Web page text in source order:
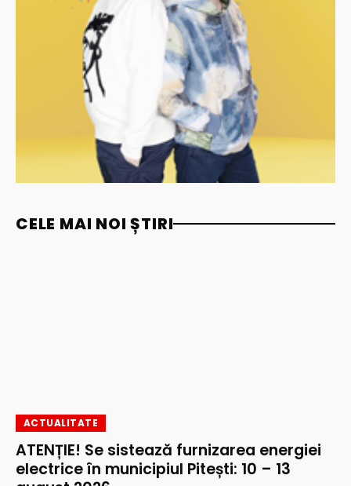
CELE MAI NOI ȘTIRI
ACTUALITATE
ATENȚIE! Se sistează furnizarea energiei
electrice în municipiul Pitești: 10 – 13